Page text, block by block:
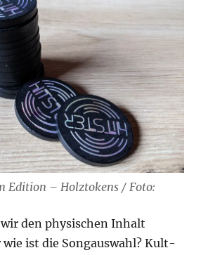
Edition – Holztokens / Foto:
den physischen Inhalt
wie ist die Songauswahl? Kult-